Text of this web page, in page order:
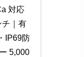
対応
チ｜有
IP69防
5,000